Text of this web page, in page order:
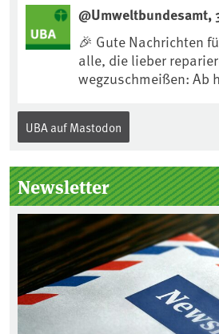
nur ihre bergbauliche
Hier lässt sich
Kippenflächen
entwickeln, Pflanzen
Lebensräume
@Umweltbundesamt,
🎉 Gute Nachrichten
alle, die lieber
wegzuschmeißen: Ab
„Recht auf
Hersteller allen
technisch möglich –
Gewährleistungsfrist
einem
UBA auf Mastodon
Newsletter